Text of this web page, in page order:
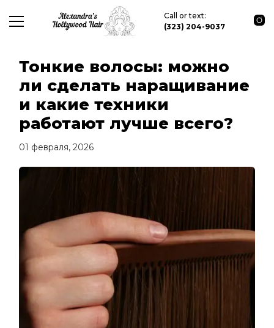
Call or text:
(323) 204-9037
Тонкие волосы: можно
ли сделать наращивание
и какие техники
работают лучше всего?
01 февраля, 2026